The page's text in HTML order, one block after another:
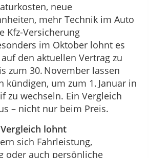
neue
mehr Technik im Auto
Kfz-Versicherung
im Oktober lohnt es
den aktuellen Vertrag zu
zum 30. November lassen
kündigen, um zum 1. Januar in
zu wechseln. Ein Vergleich
– nicht nur beim Preis.
lohnt
sich Fahrleistung,
oder auch persönliche